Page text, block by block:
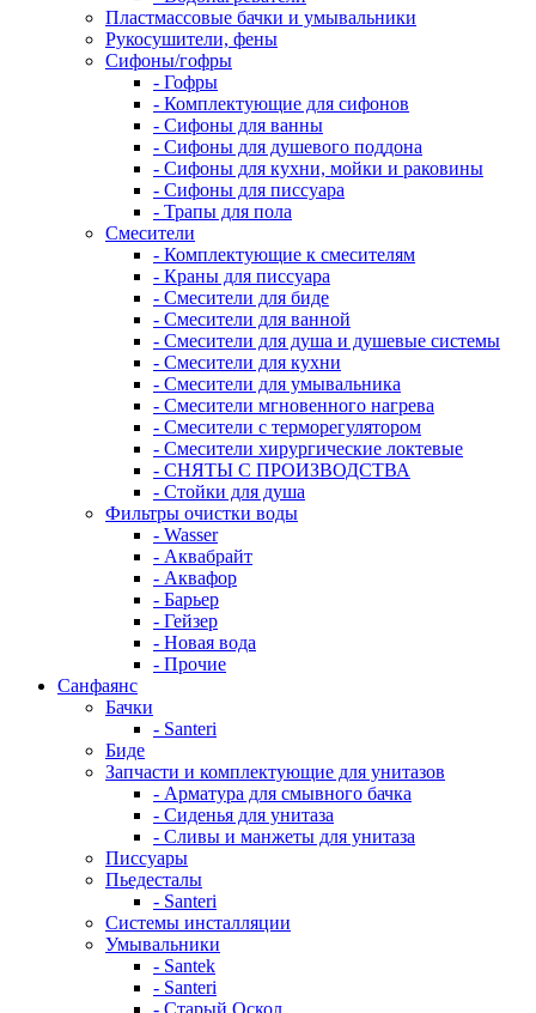
Пластмассовые бачки и умывальники
Рукосушители, фены
Сифоны/гофры
- Гофры
- Комплектующие для сифонов
- Сифоны для ванны
- Сифоны для душевого поддона
- Сифоны для кухни, мойки и раковины
- Сифоны для писсуара
- Трапы для пола
Смесители
- Комплектующие к смесителям
- Краны для писсуара
- Смесители для биде
- Смесители для ванной
- Смесители для душа и душевые системы
- Смесители для кухни
- Смесители для умывальника
- Смесители мгновенного нагрева
- Смесители с терморегулятором
- Смесители хирургические локтевые
- СНЯТЫ С ПРОИЗВОДСТВА
- Стойки для душа
Фильтры очистки воды
- Wasser
- Аквабрайт
- Аквафор
- Барьер
- Гейзер
- Новая вода
- Прочие
Санфаянс
Бачки
- Santeri
Биде
Запчасти и комплектующие для унитазов
- Арматура для смывного бачка
- Сиденья для унитаза
- Сливы и манжеты для унитаза
Писсуары
Пьедесталы
- Santeri
Системы инсталляции
Умывальники
- Santek
- Santeri
- Старый Оскол